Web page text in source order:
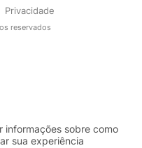
Privacidade
reservados
informações sobre como
sua experiência